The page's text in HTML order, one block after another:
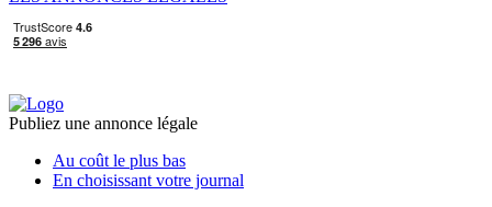
Publiez une annonce légale
Au coût le plus bas
En choisissant votre journal